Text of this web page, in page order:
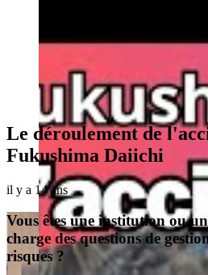
Le déroulement de
Fukushima Daiichi
il y a 14 ans
Vous êtes une institution ou
charge des questions de
risques ?